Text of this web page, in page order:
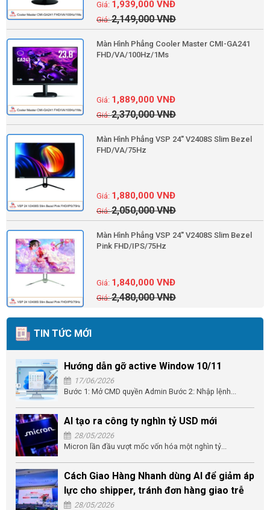
2,149,000VNĐ
1,939,000VNĐ
Màn Hình Phẳng Cooler Master CMI-GA241
FHD/VA/100Hz/1Ms
2,370,000VNĐ
1,889,000VNĐ
Màn Hình Phẳng VSP 24'' V2408S Slim Bezel
FHD/VA/75Hz
2,050,000VNĐ
1,880,000VNĐ
Màn Hình Phẳng VSP 24'' V2408S Slim Bezel
Pink FHD/IPS/75Hz
2,480,000VNĐ
1,840,000VNĐ
TIN TỨC MỚI
Hướng dẫn gỡ active Window 10/11
17/06/2026
Bước 1: Mở CMD quyền Admin Bước 2: Nhập lệnh...
AI tạo ra công ty nghìn tỷ USD mới
28/05/2026
Micron lần đầu vượt mốc vốn hóa một nghìn tỷ...
Cách Giao Hàng Nhanh dùng AI để giảm áp
lực cho shipper, tránh đơn hàng giao trễ
28/05/2026